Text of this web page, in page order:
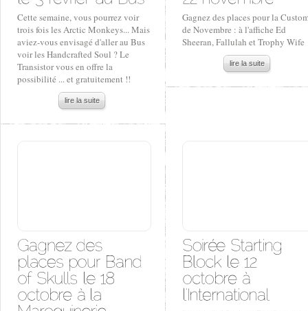
Cette semaine, vous pourrez voir
trois fois les Arctic Monkeys... Mais
aviez-vous envisagé d'aller au Bus
voir les Handcrafted Soul ? Le
Transistor vous en offre la
possibilité ... et gratuitement !!
lire la suite
Gagnez des places pour la
de Novembre : à l'affiche Ed
Sheeran, Fallulah et Trophy Wife
lire la suite